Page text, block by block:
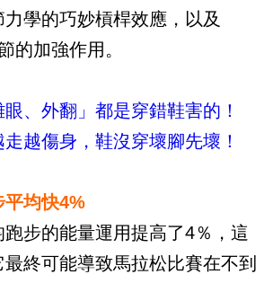
學的巧妙槓桿效應，以及
的加強作用。
眼、外翻」都是穿錯鞋害的！
走越傷身，鞋沒穿壞腳先壞！
平均快4%
步的能量運用提高了4％，這
終可能導致馬拉松比賽在不到